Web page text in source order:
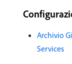
Archivio
Services